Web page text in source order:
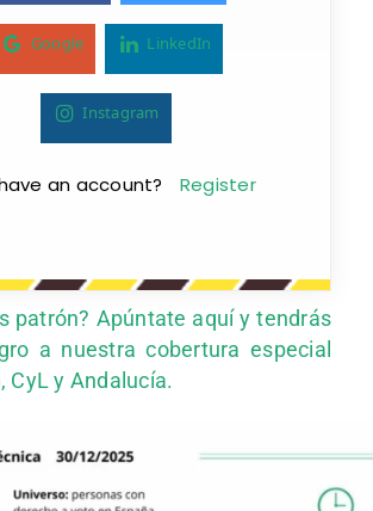
Google LinkedIn
Instagram
an account? Register
patrón? Apúntate aquí y tendrás
a nuestra cobertura especial
CyL y Andalucía.